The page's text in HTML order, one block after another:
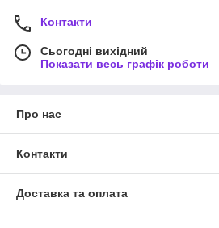
Контакти
Сьогодні вихідний
Показати весь графік роботи
Про нас
Контакти
Доставка та оплата